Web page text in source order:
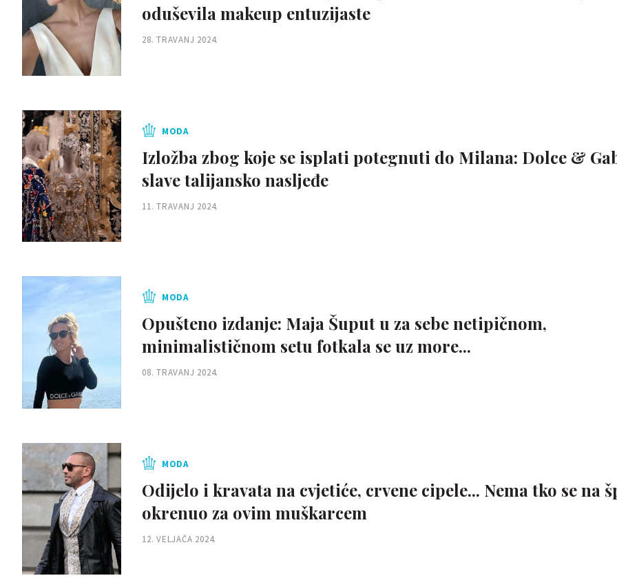
oduševila makeup entuzijaste
28. TRAVANJ 2024.
MODA
Izložba zbog koje se isplati potegnuti do Milana: Dolce &
slave talijansko nasljeđe
11. TRAVANJ 2024.
MODA
Opušteno izdanje: Maja Šuput u za sebe netipičnom,
minimalističnom setu fotkala se uz more...
08. TRAVANJ 2024.
MODA
Odijelo i kravata na cvjetiće, crvene cipele... Nema tko se na
okrenuo za ovim muškarcem
12. VELJAČA 2024.